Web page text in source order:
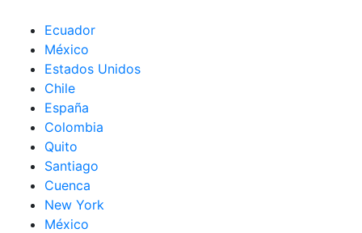
Ecuador
México
Estados Unidos
Chile
España
Colombia
Quito
Santiago
Cuenca
New York
México